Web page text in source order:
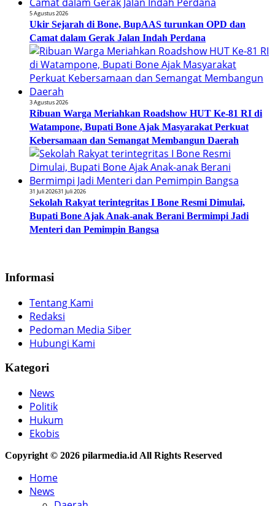
5 Agustus 2026
Ukir Sejarah di Bone, BupAAS turunkan OPD dan
Camat dalam Gerak Jalan Indah Perdana
3 Agustus 2026
Ribuan Warga Meriahkan Roadshow HUT Ke-81 RI di
Watampone, Bupati Bone Ajak Masyarakat Perkuat
Kebersamaan dan Semangat Membangun Daerah
31 Juli 202631 Juli 2026
Sekolah Rakyat terintegritas I Bone Resmi Dimulai,
Bupati Bone Ajak Anak-anak Berani Bermimpi Jadi
Menteri dan Pemimpin Bangsa
Informasi
Tentang Kami
Redaksi
Pedoman Media Siber
Hubungi Kami
Kategori
News
Politik
Hukum
Ekobis
Copyright © 2026 pilarmedia.id All Rights Reserved
Home
News